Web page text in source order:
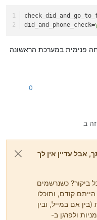
did_and_phone_check=
פנימית במערכת הראשונה
0
ב
אבל עדיין אין לך
ביקור? כשנרשמים
קודם, ותוכלו
אם במייל, ובין
ולפרגן ב-